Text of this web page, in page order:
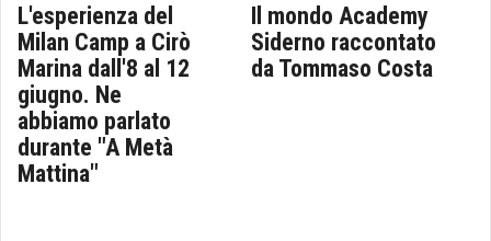
L'esperienza del
Milan Camp a Cirò
Marina dall'8 al 12
giugno. Ne
abbiamo parlato
durante "A Metà
Mattina"
Il mondo Academy
Siderno raccontato
da Tommaso Costa